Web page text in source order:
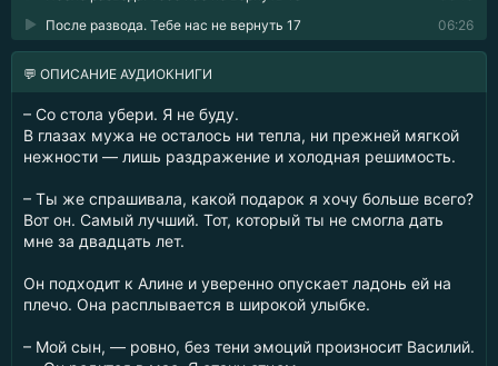
06:26
После развода. Тебе нас не вернуть 17
💬 ОПИСАНИЕ АУДИОКНИГИ
– Со стола убери. Я не буду.
В глазах мужа не осталось ни тепла, ни прежней мягкой
нежности — лишь раздражение и холодная решимость.
– Ты же спрашивала, какой подарок я хочу больше всего?
Вот он. Самый лучший. Тот, который ты не смогла дать
мне за двадцать лет.
Он подходит к Алине и уверенно опускает ладонь ей на
плечо. Она расплывается в широкой улыбке.
– Мой сын, — ровно, без тени эмоций произносит Василий.